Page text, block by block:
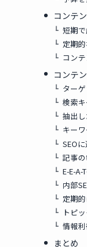
コンテ
短期
定期
コン
コンテ
ター
検索
抽出
キー
SEO
記事
E-E-
内部
定期
トピ
情報
まとめ